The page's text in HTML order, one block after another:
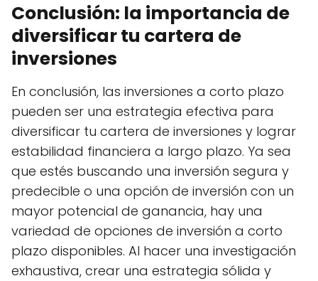
Conclusión: la importancia de
diversificar tu cartera de
inversiones
En conclusión, las inversiones a corto plazo
pueden ser una estrategia efectiva para
diversificar tu cartera de inversiones y lograr
estabilidad financiera a largo plazo. Ya sea
que estés buscando una inversión segura y
predecible o una opción de inversión con un
mayor potencial de ganancia, hay una
variedad de opciones de inversión a corto
plazo disponibles. Al hacer una investigación
exhaustiva, crear una estrategia sólida y